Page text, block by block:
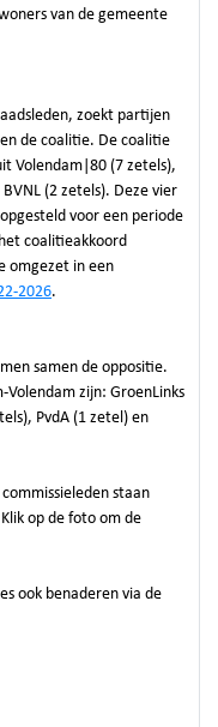
van de gemeente
zoekt partijen
de coalitie. De coalitie
Volendam|80 (7 zetels),
(2 zetels). Deze vier
voor een periode
coalitieakkoord
omgezet in een
2026.
samen de oppositie.
zijn: GroenLinks
PvdA (1 zetel) en
staan
op de foto om de
ook benaderen via de